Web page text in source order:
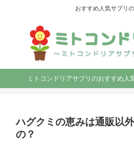
おすすめ人気サプリ
ミトコンドリアサプリのおすすめ人
ハグクミの恵みは通販以
の？